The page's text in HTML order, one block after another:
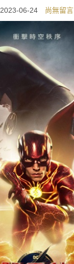
2023-06-24 尚無留言